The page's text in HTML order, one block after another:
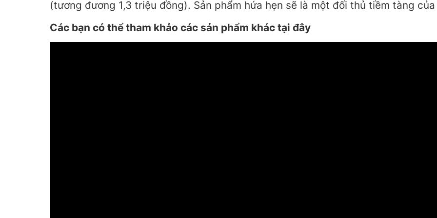
(tương đương 1,3 triệu đồng). Sản phẩm hứa hẹn sẽ là một đối thủ tiềm tàng của
Các bạn có thể tham khảo các sản phẩm khác tại đây